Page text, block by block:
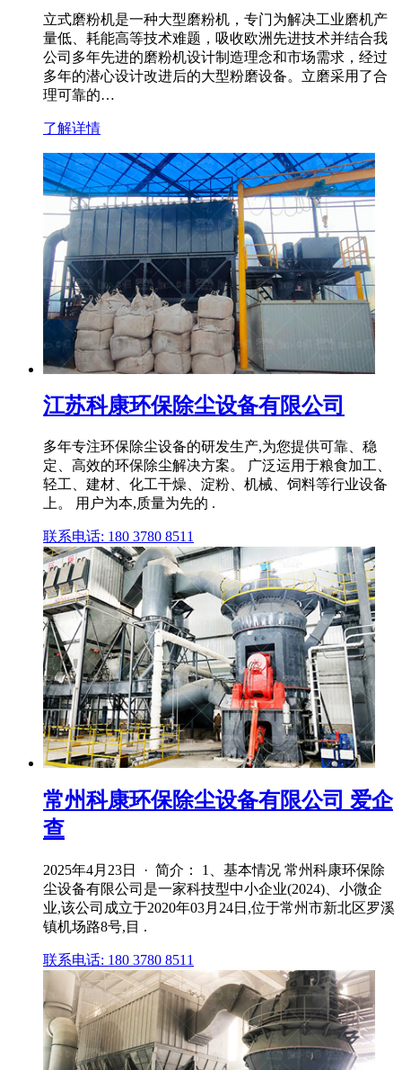
立式磨粉机是一种大型磨粉机，专门为解决工业磨机产
量低、耗能高等技术难题，吸收欧洲先进技术并结合我
公司多年先进的磨粉机设计制造理念和市场需求，经过
多年的潜心设计改进后的大型粉磨设备。立磨采用了合
理可靠的…
了解详情
江苏科康环保除尘设备有限公司
多年专注环保除尘设备的研发生产,为您提供可靠、稳
定、高效的环保除尘解决方案。 广泛运用于粮食加工、
轻工、建材、化工干燥、淀粉、机械、饲料等行业设备
上。 用户为本,质量为先的 .
联系电话: 180 3780 8511
常州科康环保除尘设备有限公司 爱企
查
2025年4月23日 · 简介： 1、基本情况 常州科康环保除
尘设备有限公司是一家科技型中小企业(2024)、小微企
业,该公司成立于2020年03月24日,位于常州市新北区罗溪
镇机场路8号,目 .
联系电话: 180 3780 8511